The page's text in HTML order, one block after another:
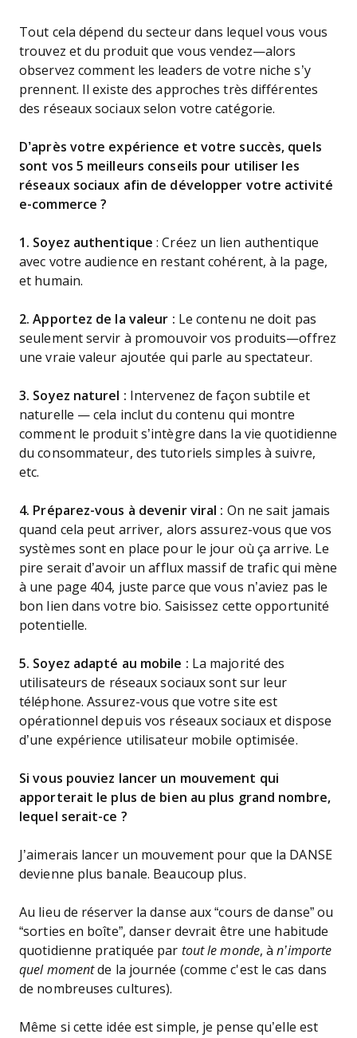
Tout cela dépend du secteur dans lequel vous vous
trouvez et du produit que vous vendez—alors
observez comment les leaders de votre niche s’y
prennent. Il existe des approches très différentes
des réseaux sociaux selon votre catégorie.
D’après votre expérience et votre succès, quels
sont vos 5 meilleurs conseils pour utiliser les
réseaux sociaux afin de développer votre activité
e-commerce ?
1. Soyez authentique : Créez un lien authentique
avec votre audience en restant cohérent, à la page,
et humain.
2. Apportez de la valeur : Le contenu ne doit pas
seulement servir à promouvoir vos produits—offrez
une vraie valeur ajoutée qui parle au spectateur.
3. Soyez naturel : Intervenez de façon subtile et
naturelle — cela inclut du contenu qui montre
comment le produit s’intègre dans la vie quotidienne
du consommateur, des tutoriels simples à suivre,
etc.
4. Préparez-vous à devenir viral : On ne sait jamais
quand cela peut arriver, alors assurez-vous que vos
systèmes sont en place pour le jour où ça arrive. Le
pire serait d’avoir un afflux massif de trafic qui mène
à une page 404, juste parce que vous n’aviez pas le
bon lien dans votre bio. Saisissez cette opportunité
potentielle.
5. Soyez adapté au mobile : La majorité des
utilisateurs de réseaux sociaux sont sur leur
téléphone. Assurez-vous que votre site est
opérationnel depuis vos réseaux sociaux et dispose
d’une expérience utilisateur mobile optimisée.
Si vous pouviez lancer un mouvement qui
apporterait le plus de bien au plus grand nombre,
lequel serait-ce ?
J’aimerais lancer un mouvement pour que la DANSE
devienne plus banale. Beaucoup plus.
Au lieu de réserver la danse aux “cours de danse” ou
“sorties en boîte”, danser devrait être une habitude
quotidienne pratiquée par tout le monde, àn’importe
quel momentde la journée (comme c'est le cas dans
de nombreuses cultures).
Même si cette idée est simple, je pense qu’elle est